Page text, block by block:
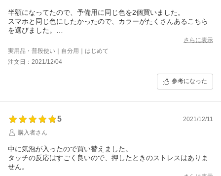
半額になってたので、予備用に同じ色を2個買いました。
スマホと同じ色にしたかったので、カラーがたくさんあるこちら
を選びました。
タッチがスムーズとありましたが、強めに押さないと反応しませ
ん。
何度も押してやっとという事もありますが、値段とバンドとスマ
ホお揃いのカラーに出来て満足です。
さらに表示
実用品・普段使い｜自分用｜はじめて
注文日：2021/12/04
参考になった
5
2021/12/11
購入者さん
中に気泡が入ったので買い替えました。
タッチの反応はすごく良いので、押したときのストレスはありま
せん。